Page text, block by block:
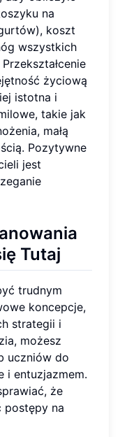
na
koszt
wszystkich
życiową
istotna i
takie jak
małą
Pozytywne
jest
Tutaj
trudnym
koncepcje,
strategii i
możesz
uczniów do
i entuzjazmem.
że
postępy na